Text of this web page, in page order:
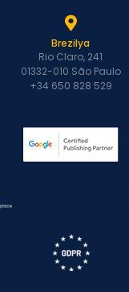
Brezilya
Rio Claro, 241
01332-010 São Paulo
+34 650 828 529